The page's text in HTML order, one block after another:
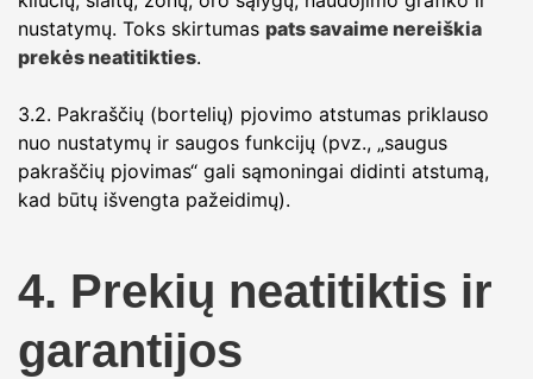
nustatymų. Toks skirtumas pats savaime nereiškia
prekės neatitikties.
3.2. Pakraščių (bortelių) pjovimo atstumas priklauso
nuo nustatymų ir saugos funkcijų (pvz., „saugus
pakraščių pjovimas“ gali sąmoningai didinti atstumą,
kad būtų išvengta pažeidimų).
4. Prekių neatitiktis ir
garantijos